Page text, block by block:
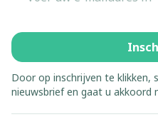
Door op inschrijven te klikken,
nieuwsbrief en gaat u akkoord